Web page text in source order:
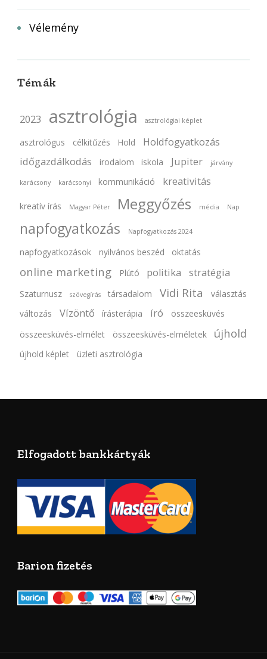
Vélemény
Témák
2023 asztrológia asztrológiai képlet
asztrológus célkitűzés Hold
Holdfogyatkozás
időgazdálkodás
irodalom iskola Jupiter járvány
karácsony karácsonyi kommunikáció kreativitás
kreatív írás Magyar Péter Meggyőzés média Nap
napfogyatkozás Napfogyatkozás 2024
napfogyatkozások nyilvános beszéd oktatás
online marketing Plútó politika stratégia
Szaturnusz szövegírás társadalom Vidi Rita
választás
változás
Vízöntő írásterápia író
összeesküvés
összeesküvés-elmélet
összeesküvés-elméletek újhold
újhold képlet üzleti asztrológia
Elfogadott bankkártyák
Barion fizetés